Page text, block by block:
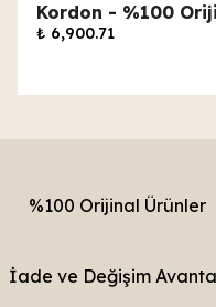
Kordon - %100
₺ 6,900.71
%100 Orijinal Ürünler
İade ve Değişim